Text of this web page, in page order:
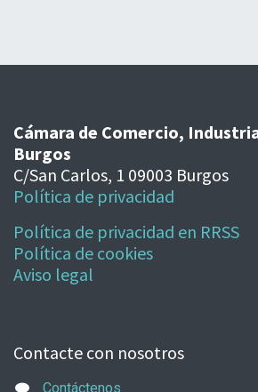
Cámara de Comercio,
Burgos
C/San Carlos, 1 09003 Burgos
Política de privacidad
Política de privacidad en RRSS
Política de cookies
Aviso legal
Contacte con nosotros
Contáctenos